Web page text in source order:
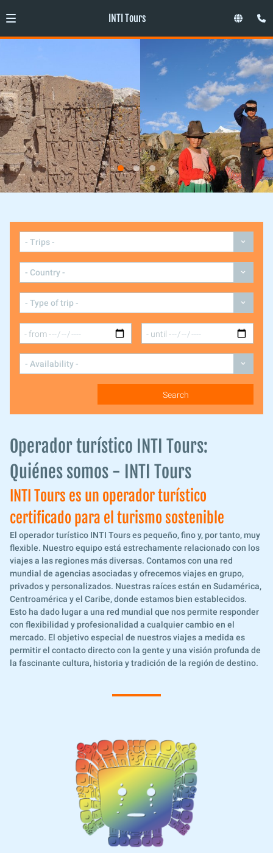
INTI Tours
Operador turístico INTI Tours:
Quiénes somos - INTI Tours
INTI Tours es un operador turístico
certificado para el turismo sostenible
El operador turístico INTI Tours es pequeño, fino y, por tanto, muy
flexible. Nuestro equipo está estrechamente relacionado con los
viajes a las regiones más diversas. Contamos con una red
mundial de agencias asociadas y ofrecemos viajes en grupo,
privados y personalizados. Nuestras raíces están en Sudamérica,
Centroamérica y el Caribe, donde estamos bien establecidos.
Esto ha dado lugar a una red mundial que nos permite responder
con flexibilidad y profesionalidad a cualquier cambio en el
mercado. El objetivo especial de nuestros viajes a medida es
permitir el contacto directo con la gente y una visión profunda de
la fascinante cultura, historia y tradición de la región de destino.